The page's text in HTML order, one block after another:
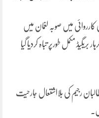
کارروائی میں صوبہ لغمان میں
مکمل طورپر تباہ کردیا گیا
رجیم کی بلااشتعال جارحیت